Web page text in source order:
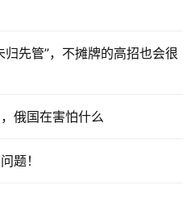
先管”，不摊牌的高招也会很
俄国在害怕什么
题！